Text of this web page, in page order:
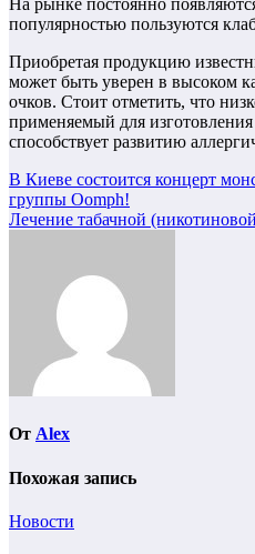
На рынке постоянно
популярностью пользуются
Приобретая продукцию
может быть уверен в высоком
очков. Стоит отметить, что
применяемый для
способствует развитию
Навигация
по
В Киеве состоится концерт
группы Oomph!
Лечение табачной
От Alex
Похожая запись
Новости